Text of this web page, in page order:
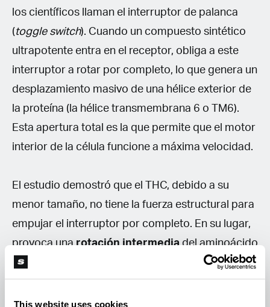
This website uses cookies
los científicos llaman el interruptor de palanca
(toggle switch). Cuando un compuesto sintético
ultrapotente entra en el receptor, obliga a este
interruptor a rotar por completo, lo que genera un
desplazamiento masivo de una hélice exterior de
la proteína (la hélice transmembrana 6 o TM6).
Esta apertura total es la que permite que el motor
interior de la célula funcione a máxima velocidad.
El estudio demostró que el THC, debido a su
menor tamaño, no tiene la fuerza estructural para
empujar el interruptor por completo. En su lugar,
provoca unarotación intermediadel aminoácido
triptófano (TRP356) hacia una conformación
intermedia activa. Como el interruptor se queda a
medio camino, la hélice exterior TM6 solo